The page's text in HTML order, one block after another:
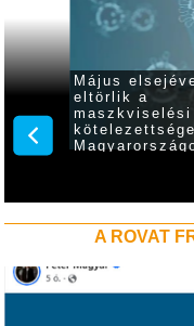
a
Május
eltörlik a
maszkviselési
A ROVAT